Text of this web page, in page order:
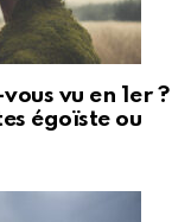
vu en 1er ?
égoïste ou